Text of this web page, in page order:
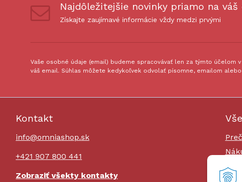
Najdôležitejšie novinky priamo na váš
Získajte zaujímavé informácie vždy medzi prvými
Vaše osobné údaje (email) budeme spracovávať len za týmto účelom
váš email. Súhlas môžete kedykoľvek odvolať písomne, emailom
Kontakt
info@omniashop.sk
+421 907 800 441
Zobraziť všekty kontakty